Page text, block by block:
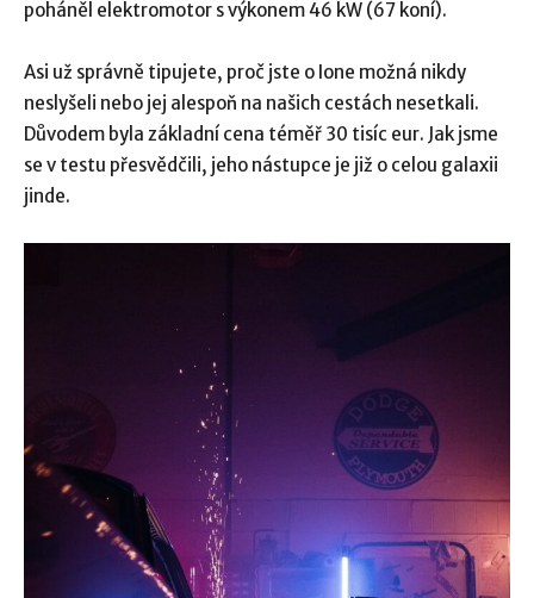
poháněl elektromotor s výkonem 46 kW (67 koní).
Asi už správně tipujete, proč jste o Ione možná nikdy
neslyšeli nebo jej alespoň na našich cestách nesetkali.
Důvodem byla základní cena téměř 30 tisíc eur. Jak jsme
se v testu přesvědčili, jeho nástupce je již o celou galaxii
jinde.